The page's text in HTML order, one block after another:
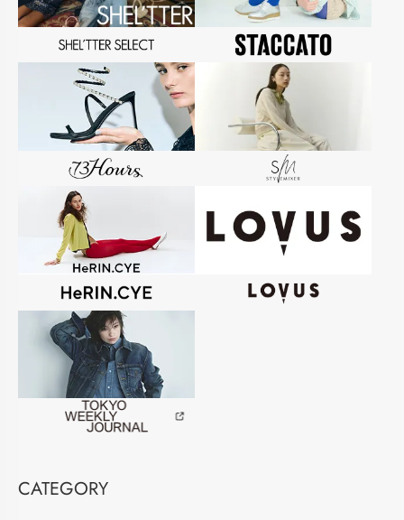
CATEGORY